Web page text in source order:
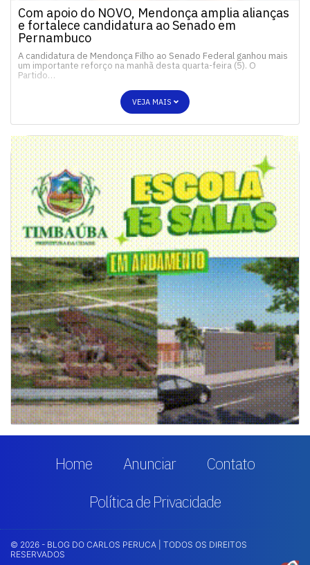
Com apoio do NOVO, Mendonça amplia alianças
e fortalece candidatura ao Senado em
Pernambuco
A candidatura de Mendonça Filho ao Senado Federal ganhou mais
um importante reforço na manhã desta quarta-feira (5). O
Partido…
VEJA MAIS
Home Anunciar
Contato
Política de Privacidade
© 2026 - BLOG DO CARLOS PERUCA | TODOS OS DIREITOS
RESERVADOS